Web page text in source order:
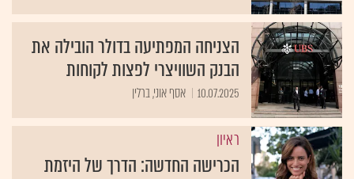
הצניחה המפתיעה בדולר הובילה את
הבנק השוויצרי לפצות לקוחות
10.07.2025 אסף אוני, ברלין
ראיון
הכרישה החדשה: הדרך של היזמת